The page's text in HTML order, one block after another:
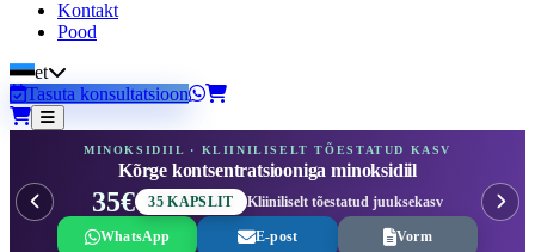
Kontakt
Pood
et
Tasuta konsultatsioon
PLASMATERAAPIA · SÄÄSTA JUBA TÄNA
Plasmateraapia kuurtervete juuste jaoks
600€760€ −21% 4 protseduuri · vaid 150€ protseduur
WhatsApp E-post Vorm